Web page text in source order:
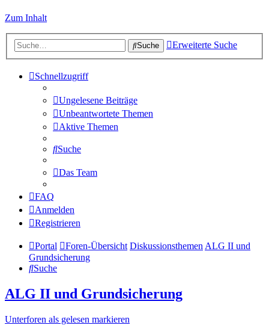
Zum Inhalt
Suche Erweiterte Suche
Schnellzugriff
Ungelesene Beiträge
Unbeantwortete Themen
Aktive Themen
Suche
Das Team
FAQ
Anmelden
Registrieren
Portal Foren-Übersicht Diskussionsthemen ALG II und
Grundsicherung
Suche
ALG II und Grundsicherung
Unterforen als gelesen markieren